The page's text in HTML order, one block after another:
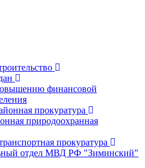
финансовой
прокуратура
природоохранная
прокуратура
отдел МВД РФ "Зиминский"